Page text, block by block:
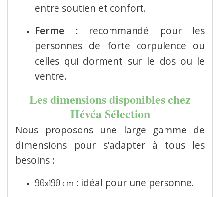
entre soutien et confort.
Ferme : recommandé pour les
personnes de forte corpulence ou
celles qui dorment sur le dos ou le
ventre.
Les dimensions disponibles chez
Hévéa Sélection
Nous proposons une large gamme de
dimensions pour s'adapter à tous les
besoins :
90x190 cm : idéal pour une personne.